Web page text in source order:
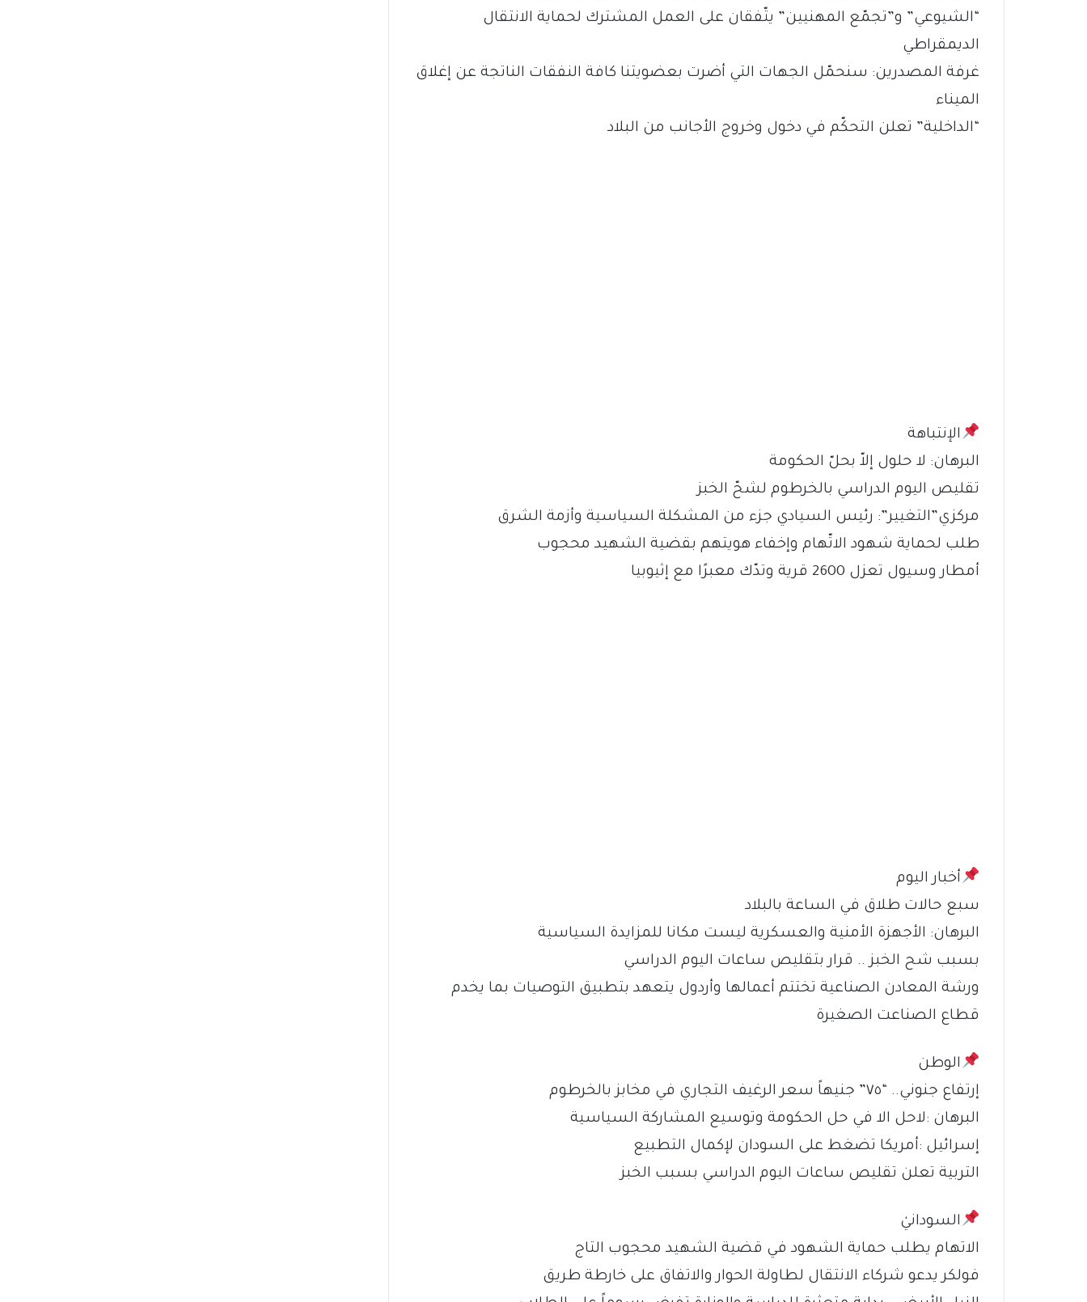
“الشيوعي” و”تجمّع المهنيين” يتّفقان على العمل المشترك لحماية الانتقال
الديمقراطي
غرفة المصدرين: سنحمّل الجهات التي أضرت بعضويتنا كافة النفقات الناتجة عن إغلاق
الميناء
“الداخلية” تعلن التحكّم في دخول وخروج الأجانب من البلاد
الإنتباهة
البرهان: لا حلول إلاّ بحلّ الحكومة
تقليص اليوم الدراسي بالخرطوم لشحّ الخبز
مركزي”التغيير”: رئيس السيادي جزء من المشكلة السياسية وأزمة الشرق
طلب لحماية شهود الاتّهام وإخفاء هويتهم بقضية الشهيد محجوب
أمطار وسيول تعزل 2600 قرية وتدّك معبرًا مع إثيوبيا
أخبار اليوم
سبع حالات طلاق في الساعة بالبلاد
البرهان: الأجهزة الأمنية والعسكرية ليست مكانا للمزايدة السياسية
بسبب شح الخبز .. قرار بتقليص ساعات اليوم الدراسي
ورشة المعادن الصناعية تختتم أعمالها وأردول يتعهد بتطبيق التوصيات بما يخدم
قطاع الصناعت الصغيرة
الوطن
إرتفاع جنوني.. “٧٥” جنيهاً سعر الرغيف التجاري في مخابز بالخرطوم
البرهان :لاحل الا في حل الحكومة وتوسيع المشاركة السياسية
إسرائيل :أمريكا تضغط على السودان لإكمال التطبيع
التربية تعلن تقليص ساعات اليوم الدراسي بسبب الخبز
السودانيٰ
الاتهام يطلب حماية الشهود في قضية الشهيد محجوب التاج
فولكر يدعو شركاء الانتقال لطاولة الحوار والاتفاق على خارطة طريق